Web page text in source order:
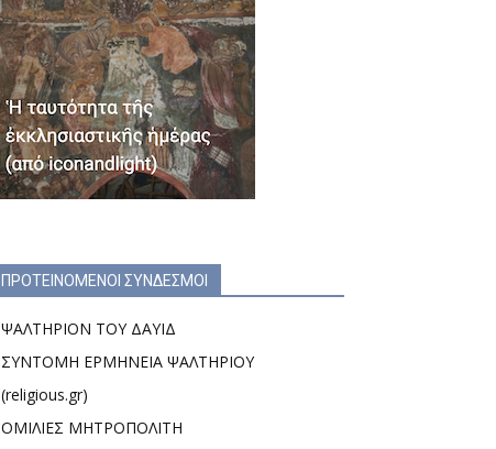
ΠΡΟΤΕΙΝΟΜΕΝΟΙ ΣΥΝΔΕΣΜΟΙ
ΨΑΛΤΗΡΙΟΝ ΤΟΥ ΔΑΥΙΔ
ΣΥΝΤΟΜΗ ΕΡΜΗΝΕΙΑ ΨΑΛΤΗΡΙΟΥ
(religious.gr)
ΟΜΙΛΙΕΣ ΜΗΤΡΟΠΟΛΙΤΗ